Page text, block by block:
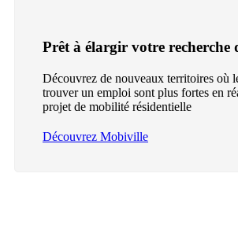
Prêt à élargir votre recherche
Découvrez de nouveaux territoires où
trouver un emploi sont plus fortes en
projet de mobilité résidentielle
Découvrez Mobiville